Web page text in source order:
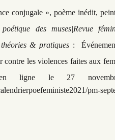
conjugale », ​​​​​poème inédit,
des muses|Revue
& pratiques :
les violences faites aux
ligne le 27
pm-